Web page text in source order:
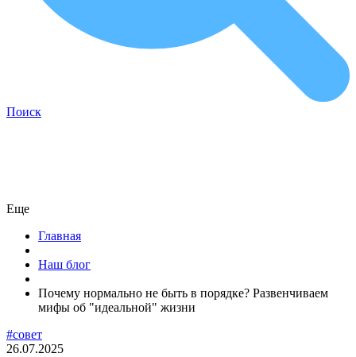
Поиск
Еще
Главная
Наш блог
Почему нормально не быть в порядке? Развенчиваем
мифы об "идеальной" жизни
#совет
26.07.2025